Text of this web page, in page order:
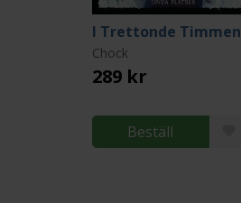
I Trettonde Timmen
Chock
289 kr
Beställ